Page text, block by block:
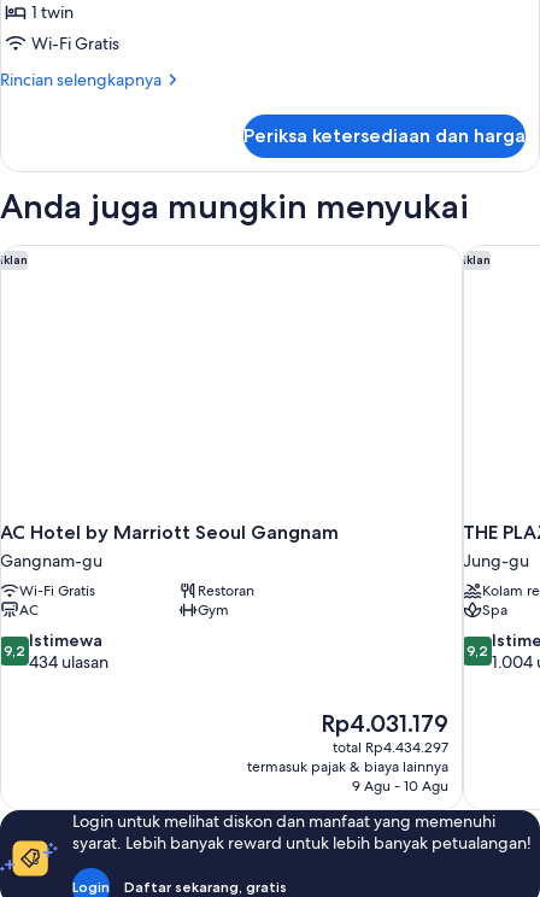
Kamar
Single
Superior,
Tidur
Twin
1 twin
Wi-Fi Gratis
Rincian selengkapnya
Rincian
Kamar
Superior,
Tempat
Tidur
Periksa ketersediaan dan harga
Anda juga mungkin menyukai
Iklan
AC Hotel by Marriott Seoul Gangnam
Gangnam-gu
Wi-Fi Gratis
Restoran
AC
Gym
9.2
dari
9,2 Istimewa
434 ulasan
Harga
sekarang
Rp4.031.179
Rp4.031.179
total Rp4.434.297
termasuk pajak & biaya lainnya
9 Agu - 10 Agu
AC Hotel by Marriott Seoul Gangnam Iklan
THE
Jung-gu
Kolam
Spa
9.2
dari
9,2
1.004
THE
Login untuk melihat diskon dan manfaat yang memenuhi
syarat. Lebih banyak reward untuk lebih banyak petualangan!
Login Daftar sekarang, gratis